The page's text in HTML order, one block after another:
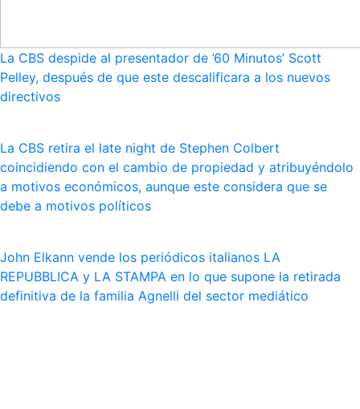
La CBS despide al presentador de ’60 Minutos’ Scott
Pelley, después de que este descalificara a los nuevos
directivos
La CBS retira el late night de Stephen Colbert
coincidiendo con el cambio de propiedad y atribuyéndolo
a motivos económicos, aunque este considera que se
debe a motivos políticos
John Elkann vende los periódicos italianos LA
REPUBBLICA y LA STAMPA en lo que supone la retirada
definitiva de la familia Agnelli del sector mediático